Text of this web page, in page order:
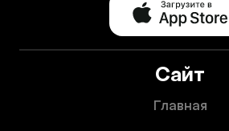
Сайт
Главная